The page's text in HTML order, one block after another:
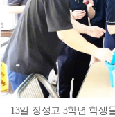
13일 장성고 3학년 학생